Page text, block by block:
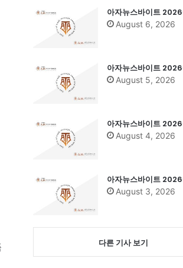
아자뉴스바이트
August 6, 2026
아자뉴스바이트
August 5, 2026
아자뉴스바이트
August 4, 2026
아자뉴스바이트
August 3, 2026
다른 기사 보기